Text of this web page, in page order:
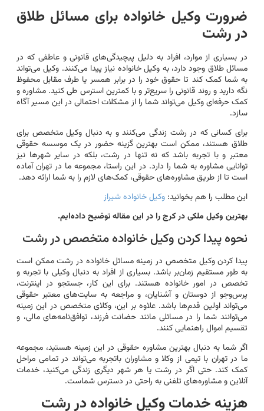
ضرورت وکیل خانواده برای مسائل طلاق
در رشت
در بسیاری از موارد، افراد به دلیل پیچیدگی‌های قانونی و عاطفی که در
مسائل طلاق وجود دارد، به وکیل خانواده نیاز پیدا می‌کنند. وکیل می‌تواند
به شما کمک کند تا حقوق خود را در برابر همسر یا طرف مقابل محفوظ
نگه دارید و روند قانونی را سریع‌تر و با کمترین استرس طی کنید. مشاوره و
کمک حرفه‌ای وکیل می‌تواند شما را از مشکلات احتمالی در این مسیر آگاه
سازد.
برای کسانی که در رشت زندگی می‌کنند و به دنبال وکیل متخصص برای
طلاق هستند، ممکن است بهترین گزینه حضور در یک موسسه حقوقی
معتبر و با تجربه باشد که نه تنها در رشت، بلکه در سایر شهرها نیز
توانایی مشاوره به شما را دارد. در این راستا، مجموعه ما در تهران آماده
است تا از طریق مشاوره‌های حقوقی، کمک‌های لازم را به شما ارائه دهد.
این مطلب را هم بخوانید: وکیل خانواده شیراز
بهترین وکیل ملکی در کرج را در این مقاله توضیح داده‌ایم.
نحوه پیدا کردن وکیل خانواده متخصص در رشت
پیدا کردن وکیل متخصص در زمینه مسائل خانواده در رشت ممکن است
به طور مستقیم زمان‌بر باشد. بسیاری از افراد به دنبال وکیلی با تجربه و
تخصص در امور خانواده هستند. برای این کار، جستجو در اینترنت،
پرس‌وجو از دوستان و آشنایان، و مراجعه به سایت‌های معتبر حقوقی
می‌تواند اولین قدم‌ها باشد. علاوه بر این، وکلای متخصص در این زمینه
می‌توانند شما را در مسائلی مانند حضانت فرزند، توافق‌نامه‌های مالی، و
تقسیم اموال راهنمایی کنند.
اگر شما به دنبال بهترین مشاوره حقوقی در این زمینه هستید، مجموعه
ما در تهران با تیمی از وکلا و مشاوران باتجربه می‌تواند در تمامی مراحل
کمک کند. حتی اگر در رشت یا هر شهر دیگری زندگی می‌کنید، خدمات
آنلاین و مشاوره‌های تلفنی به راحتی در دسترس شماست.
هزینه خدمات وکیل خانواده در رشت